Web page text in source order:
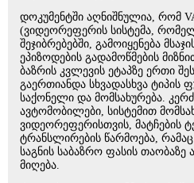
დოკუმენტში აღნიშნულია, რომ
(ვიდეორეფერის სისტემა,
შეჯიბრებებში, გამოიყენება
ეპიზოდების გადამოწმების
ბაზრის კვლევის ეტაპზე ერთი
გაერთიანდა სხვადასხვა ტიპის
საქონელი და მომსახურება.
ავტომობილები, სისტემით
ვიდეორეფერისთვის, მატჩების
ტრანსლირების წარმოება, რამაც
საგნის საბაზრო ფასის
მიღება.